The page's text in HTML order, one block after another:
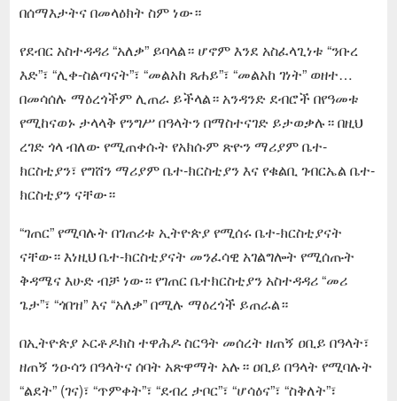
በሰማእታትና በመላዕክት ስም ነው።
የደብር አስተዳዳሪ “አለቃ” ይባላል። ሆኖም እንደ አስፈላጊነቱ “ንቡረ
እድ”፣ “ሊቀ-ስልጣናት”፣ “መልአከ ጸሐይ”፣ “መልአከ ገነት” ወዘተ…
በመሳሰሉ ማዕረጎችም ሊጠራ ይችላል። አንዳንድ ደብሮች በየዓመቱ
የሚከናወኑ ታላላቅ የንግሥ በዓላትን በማስተናገድ ይታወቃሉ። በዚህ
ረገድ ጎላ ብለው የሚጠቀሱት የአክሱም ጽዮን ማሪያም ቤተ-
ክርስቲያን፣ የግሸን ማሪያም ቤተ-ክርስቲያን እና የቁልቢ ገብርኤል ቤተ-
ክርስቲያን ናቸው።
“ገጠር” የሚባሉት በገጠሪቱ ኢትዮጵያ የሚሰሩ ቤተ-ክርስቲያናት
ናቸው። እነዚህ ቤተ-ክርስቲያናት መንፈሳዊ አገልግሎት የሚሰጡት
ቅዳሜና እሁድ ብቻ ነው። የገጠር ቤተክርስቲያን አስተዳዳሪ “መሪ
ጌታ”፣ “ጎበዝ” እና “አለቃ” በሚሉ ማዕረጎች ይጠራል።
በኢትዮጵያ ኦርቶዶክስ ተዋሕዶ ስርዓት መሰረት ዘጠኝ ዐቢይ በዓላት፣
ዘጠኝ ንዑሳን በዓላትና ሰባት አጽዋማት አሉ። ዐቢይ በዓላት የሚባሉት
“ልደት” (ገና)፣ “ጥምቀት”፣ “ደብረ ታቦር”፣ “ሆሳዕና”፣ “ስቅለት”፣